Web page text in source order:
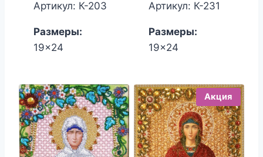
Артикул: К-203
Размеры:
19x24
цена:
Артикул: К-231
Размеры:
19x24
Акция